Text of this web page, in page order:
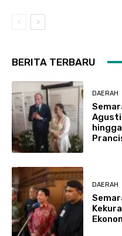
BERITA TERBARU
DAERAH
DAERAH